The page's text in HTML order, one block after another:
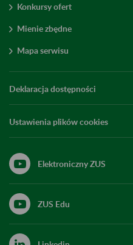
Konkursy ofert
Mienie zbędne
Mapa serwisu
Deklaracja dostępności
Ustawienia plików cookies
Elektroniczny ZUS
ZUS Edu